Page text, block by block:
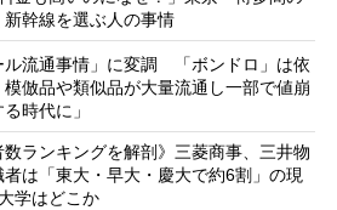
幹線を選ぶ人の事情
ル流通事情」に変調 「ボンドロ」は依
倣品や類似品が大量流通し一部で値崩
時代に」
数ランキングを解剖》三菱商事、三井物
は「東大・早大・慶大で約6割」の現
学はどこか